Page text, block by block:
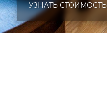
УЗНАТЬ СТОИМОСТЬ